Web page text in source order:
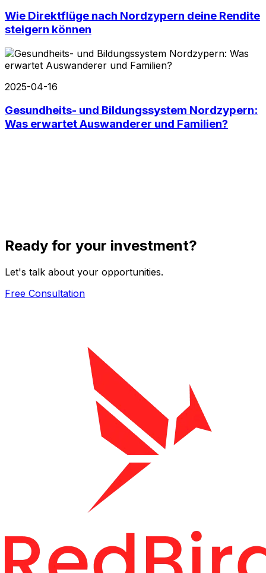
Wie Direktflüge nach Nordzypern deine Rendite
steigern können
2025-04-16
Gesundheits- und Bildungssystem Nordzypern:
Was erwartet Auswanderer und Familien?
Ready for your investment?
Let's talk about your opportunities.
Free Consultation